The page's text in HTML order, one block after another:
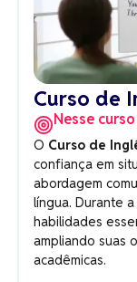
Curso de
Nesse
O Curso de
confiança em
abordagem
língua. Durante
habilidades
ampliando suas
acadêmicas.